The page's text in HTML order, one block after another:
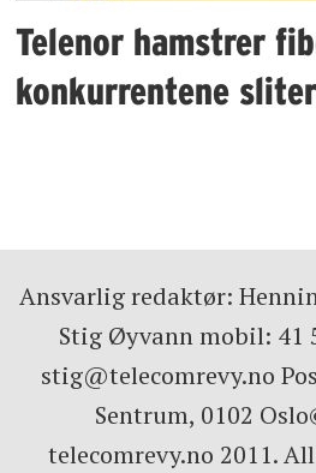
Telenor hamstrer
konkurrentene sliter
Ansvarlig redaktør:
Stig Øyvann mobil: 41
stig@telecomrevy.no
Sentrum, 0102
telecomrevy.no 2011.